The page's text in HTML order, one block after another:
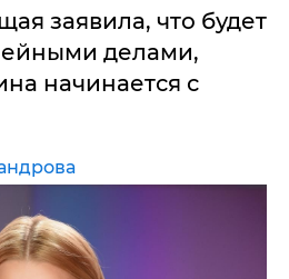
заявила, что будет
делами,
начинается с